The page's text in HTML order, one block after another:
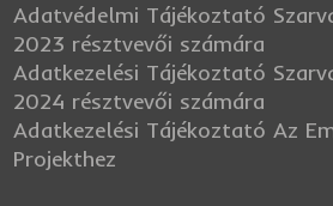
Adatvédelmi Tájékoztató
2023 résztvevői számára
Adatkezelési Tájékoztató
2024 résztvevői számára
Adatkezelési Tájékoztató Az
Projekthez